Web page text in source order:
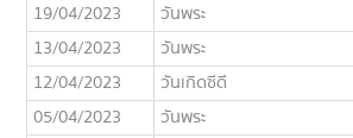
19/04/2023
วันพระ
13/04/2023
วันพระ
12/04/2023
วันเกิดซีดี
05/04/2023
วันพระ